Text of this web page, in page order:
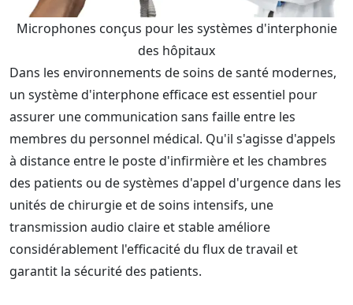
Microphones conçus pour les systèmes d'interphonie
des hôpitaux
Dans les environnements de soins de santé modernes,
un système d'interphone efficace est essentiel pour
assurer une communication sans faille entre les
membres du personnel médical. Qu'il s'agisse d'appels
à distance entre le poste d'infirmière et les chambres
des patients ou de systèmes d'appel d'urgence dans les
unités de chirurgie et de soins intensifs, une
transmission audio claire et stable améliore
considérablement l'efficacité du flux de travail et
garantit la sécurité des patients.